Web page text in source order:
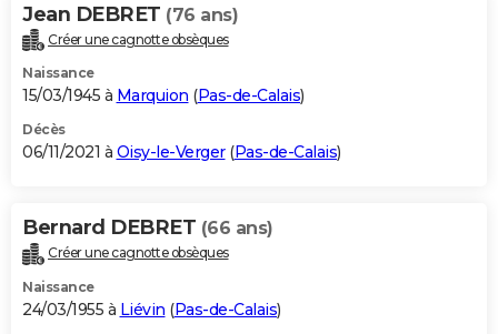
Jean DEBRET (76 ans)
Créer une cagnotte obsèques
Naissance
15/03/1945 à Marquion (Pas-de-Calais)
Décès
06/11/2021 à Oisy-le-Verger(Pas-de-Calais)
Bernard DEBRET (66 ans)
Créer une cagnotte obsèques
Naissance
24/03/1955 à Liévin (Pas-de-Calais)